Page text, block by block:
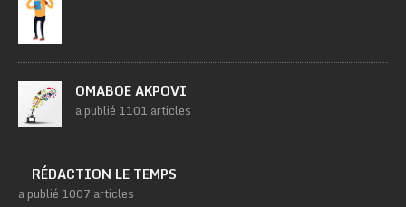
OMABOE AKPOVI
a publié 1101 articles
RÉDACTION LE TEMPS
a publié 1007 articles